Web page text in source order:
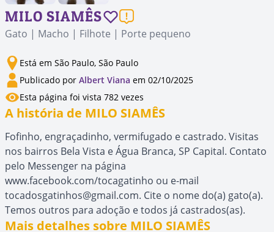
MILO SIAMÊS
Gato | Macho | Filhote | Porte pequeno
Está em São Paulo, São Paulo
Publicado por Albert Viana em 02/10/2025
Esta página foi vista 782 vezes
A história de MILO SIAMÊS
Fofinho, engraçadinho, vermifugado e castrado. Visitas
nos bairros Bela Vista e Água Branca, SP Capital. Contato
pelo Messenger na página
www.facebook.com/tocagatinho ou e-mail
tocadosgatinhos@gmail.com. Cite o nome do(a) gato(a).
Temos outros para adoção e todos já castrados(as).
Mais detalhes sobre MILO SIAMÊS